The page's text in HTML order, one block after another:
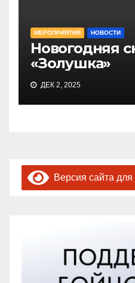
МЕРОПРИЯТИЯ НОВОСТИ
Новогодняя
«Золушка»
ДЕК 2, 2025
Версия сайта